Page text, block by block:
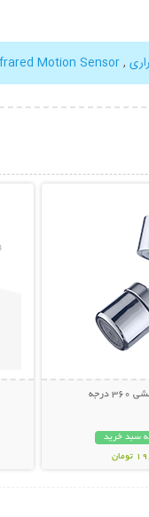
,
Motion Sensor
درجه
سبد خرید